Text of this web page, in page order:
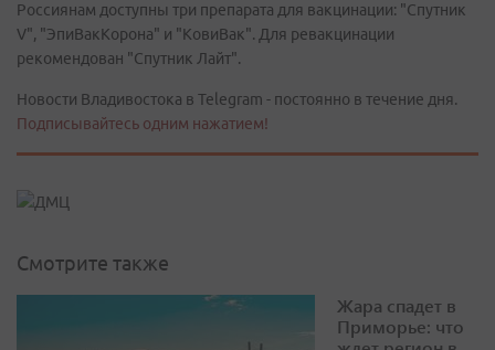
Россиянам доступны три препарата для вакцинации: "Спутник
V", "ЭпиВакКорона" и "КовиВак". Для ревакцинации
рекомендован "Спутник Лайт".
Новости Владивостока в Telegram - постоянно в течение дня.
Подписывайтесь одним нажатием!
Смотрите также
Жара спадет в
Приморье: что